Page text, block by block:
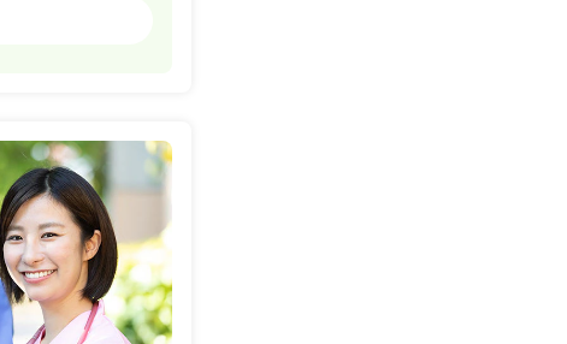
一時募集休止